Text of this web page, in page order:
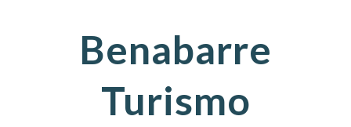
Benabarre
Turismo